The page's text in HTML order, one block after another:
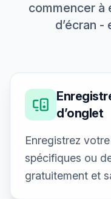
commencer à
d’écran
d’onglet
Enregistrez
spécifiques ou
gratuitement et